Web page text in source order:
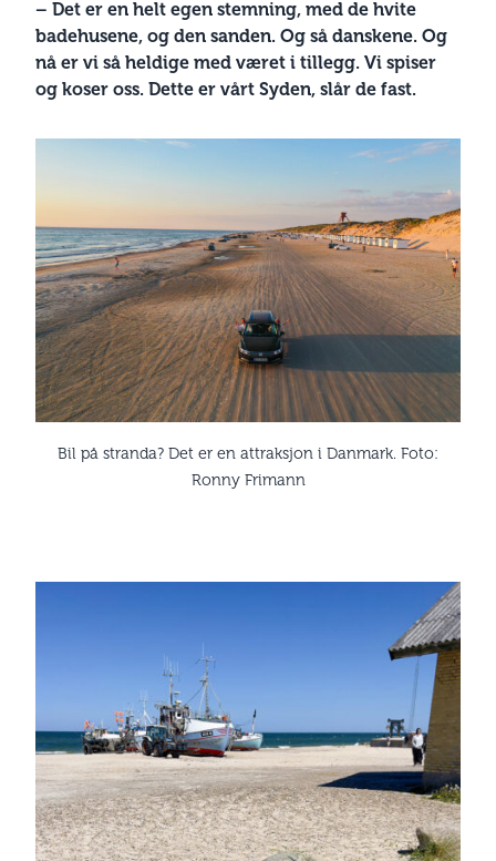
– Det er en helt egen stemning, med de hvite
badehusene, og den sanden. Og så danskene. Og
nå er vi så heldige med været i tillegg. Vi spiser
og koser oss. Dette er vårt Syden, slår de fast.
Bil på stranda? Det er en attraksjon i Danmark. Foto:
Ronny Frimann